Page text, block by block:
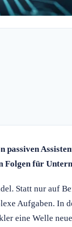
passiven
Folgen für
Statt nur auf
Aufgaben. In
eine Welle